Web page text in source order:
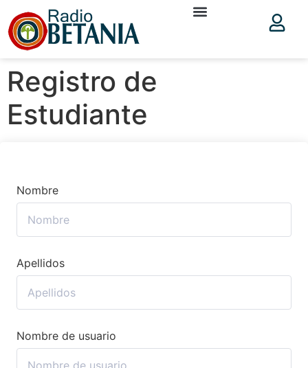
Registro de
Estudiante
Nombre
Apellidos
Nombre de usuario